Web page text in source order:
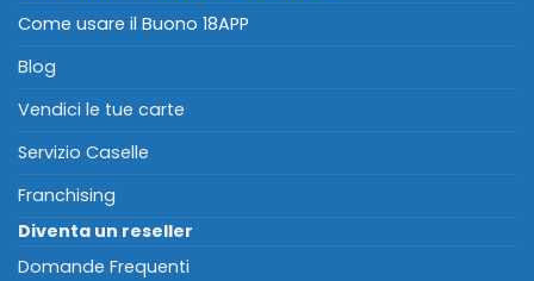
Come usare il Buono 18APP
Blog
Vendici le tue carte
Servizio Caselle
Franchising
Diventa un reseller
Domande Frequenti